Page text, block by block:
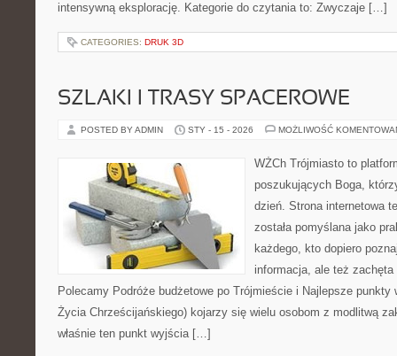
intensywną eksplorację. Kategorie do czytania to: Zwyczaje […]
CATEGORIES: DRUK 3D
SZLAKI I TRASY SPACEROWE
POSTED BY ADMIN STY - 15 - 2026 MOŻLIWOŚĆ
WŻCh Trójmiasto to
poszukujących Boga,
dzień. Strona internetowa
została pomyślana jako
każdego, kto dopiero
informacja, ale też
Polecamy Podróże budżetowe po Trójmieście i Najlepsze punkty
Życia Chrześcijańskiego) kojarzy się wielu osobom z modlitwą
właśnie ten punkt wyjścia […]